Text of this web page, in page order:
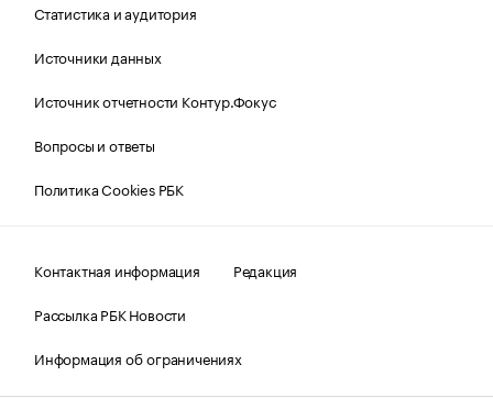
Статистика и аудитория
Источники данных
Источник отчетности Контур.Фокус
Вопросы и ответы
Политика Cookies РБК
Контактная информация
Редакция
Рассылка РБК Новости
Информация об ограничениях